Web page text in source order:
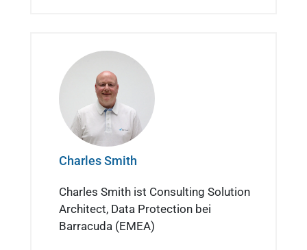
Charles Smith
Charles Smith ist Consulting Solution
Architect, Data Protection bei
Barracuda (EMEA)